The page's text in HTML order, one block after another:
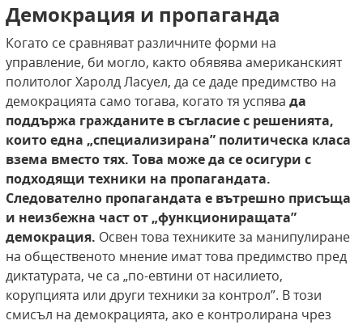
Демокрация и пропаганда
Когато се сравняват различните форми на
управление, би могло, както обявява американският
политолог Харолд Ласуел, да се даде предимство на
демокрацията само тогава, когато тя успява да
поддържа гражданите в съгласие с решенията,
които една „специализирана” политическа класа
взема вместотях. Това може да се осигури с
подходящи техники на пропагандата.
Следователно пропагандата е вътрешно присъща
и неизбежна частот „функциониращата”
демокрация. Освен това техниките за манипулиране
на общественото мнение имат това предимство пред
диктатурата, че са „по-евтини от насилието,
корупцията или други техники за контрол”. В този
смисъл на демокрацията, ако е контролирана чрез